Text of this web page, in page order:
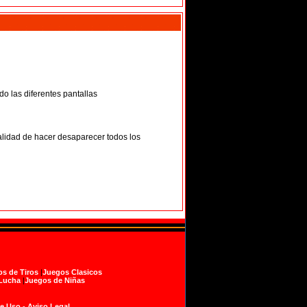
las diferentes pantallas
de hacer desaparecer todos los
de Tiros|Juegos Clasicos
|Juegos de Niñas